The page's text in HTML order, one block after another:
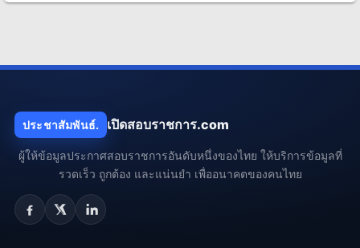
ประชาสัมพันธ์. เปิดสอบราชการ.com
ผู้ให้ข้อมูลประกาศสอบราชการอันดับหนึ่งของไทย ให้บริการข้อมูลที่
รวดเร็ว ถูกต้อง และแน่นยำ เพื่ออนาคตของคนไทย